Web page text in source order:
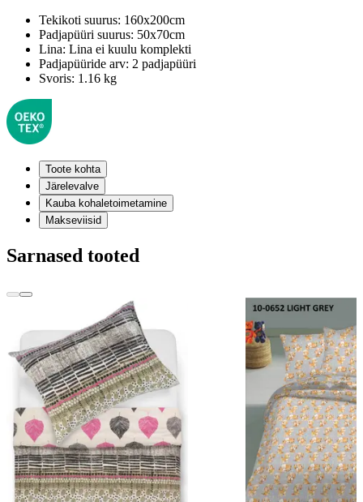
Tekikoti suurus: 160x200cm
Padjapüüri suurus: 50x70cm
Lina: Lina ei kuulu komplekti
Padjapüüride arv: 2 padjapüüri
Svoris: 1.16 kg
Toote kohta
Järelevalve
Kauba kohaletoimetamine
Makseviisid
Sarnased tooted